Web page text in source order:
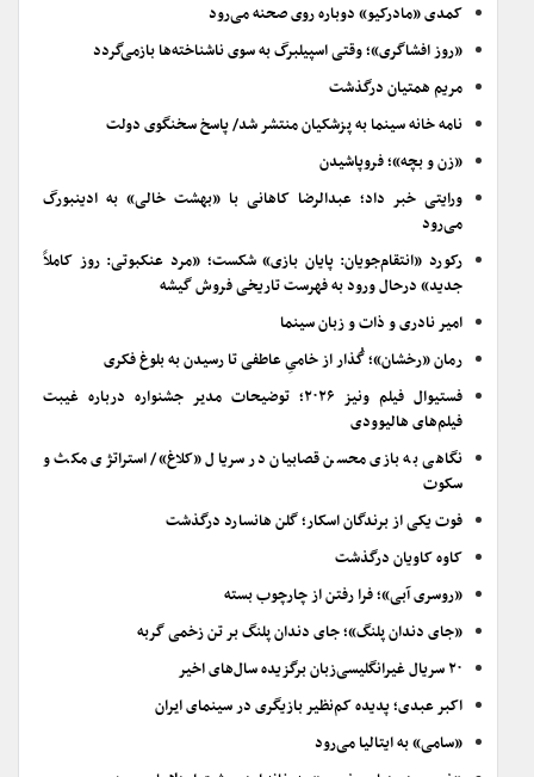
کمدی «مادرکیو» دوباره روی صحنه می‌رود
«روز افشاگری»؛ وقتی اسپیلبرگ به سوی ناشناخته‌ها بازمی‌گردد
مریم همتیان درگذشت
نامه خانه سینما به پزشکیان منتشر شد/ پاسخ سخنگوی دولت
«زن و بچه»؛ فروپاشیدن
ورایتی خبر داد؛ عبدالرضا کاهانی با «بهشت خالی» به ادینبورگ
می‌رود
رکورد «انتقام‌جویان: پایان بازی» شکست؛ «مرد عنکبوتی: روز کاملاً
جدید» درحال ورود به فهرست تاریخی فروش گیشه
امیر نادری و ذات و زبان سینما
رمان «رخشان»؛ گُذار از خامیِ عاطفی تا رسیدن به بلوغ فکری
فستیوال فیلم ونیز ۲۰۲۶؛ توضیحات مدیر جشنواره درباره غیبت
فیلم‌های هالیوودی
نگاهی به بازی محسن قصابیان در سریال «کلاغ»/ استراتژی مکث و
سکوت
فوت یکی از برندگان اسکار؛ گلن هانسارد درگذشت
کاوه کاویان درگذشت
«روسری آبی»؛ فرا رفتن از چارچوب بسته
«جای دندان پلنگ»؛ جای دندان پلنگ بر تن زخمی گربه
۲۰ سریال غیرانگلیسی‌زبان برگزیده سال‌های اخیر
اکبر عبدی؛ پدیده کم‌نظیر بازیگری در سینمای ایران
«سامی» به ایتالیا می‌رود